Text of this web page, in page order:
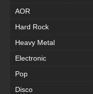
AOR
Hard Rock
Heavy Metal
Electronic
Pop
Disco